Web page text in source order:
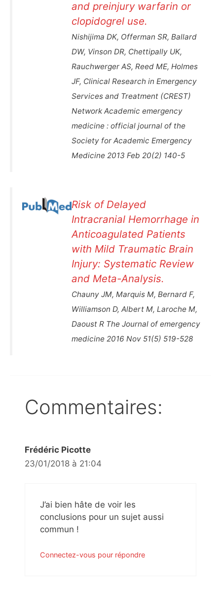
and preinjury warfarin or
clopidogrel use.
Nishijima DK, Offerman SR, Ballard
DW, Vinson DR, Chettipally UK,
Rauchwerger AS, Reed ME, Holmes
JF, Clinical Research in Emergency
Services and Treatment (CREST)
Network Academic emergency
medicine : official journal of the
Society for Academic Emergency
Medicine 2013 Feb 20(2) 140-5
Risk of Delayed
Intracranial Hemorrhage in
Anticoagulated Patients
with Mild Traumatic Brain
Injury: Systematic Review
and Meta-Analysis.
Chauny JM, Marquis M, Bernard F,
Williamson D, Albert M, Laroche M,
Daoust R The Journal of emergency
medicine 2016 Nov 51(5) 519-528
Commentaires:
Frédéric Picotte
23/01/2018 à 21:04
J’ai bien hâte de voir les
conclusions pour un sujet aussi
commun !
Connectez-vous pour répondre